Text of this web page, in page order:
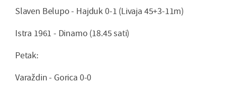
Slaven Belupo - Hajduk 0-1 (Livaja 45+3-11m)
Istra 1961 - Dinamo (18.45 sati)
Petak:
Varaždin - Gorica 0-0